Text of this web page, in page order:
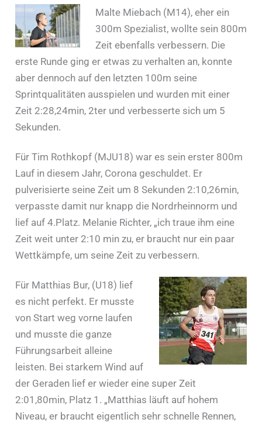
Malte Miebach (M14), eher ein
300m Spezialist, wollte sein 800m
Zeit ebenfalls verbessern. Die
erste Runde ging er etwas zu verhalten an, konnte
aber dennoch auf den letzten 100m seine
Sprintqualitäten ausspielen und wurden mit einer
Zeit 2:28,24min, 2ter und verbesserte sich um 5
Sekunden.
Für Tim Rothkopf (MJU18) war es sein erster 800m
Lauf in diesem Jahr, Corona geschuldet. Er
pulverisierte seine Zeit um 8 Sekunden 2:10,26min,
verpasste damit nur knapp die Nordrheinnorm und
lief auf 4.Platz. Melanie Richter, „ich traue ihm eine
Zeit weit unter 2:10 min zu, er braucht nur ein paar
Wettkämpfe, um seine Zeit zu verbessern.
Für Matthias Bur, (U18) lief
es nicht perfekt. Er musste
von Start weg vorne laufen
und musste die ganze
Führungsarbeit alleine
leisten. Bei starkem Wind auf
der Geraden lief er wieder eine super Zeit
2:01,80min, Platz 1. „Matthias läuft auf hohem
Niveau, er braucht eigentlich sehr schnelle Rennen,